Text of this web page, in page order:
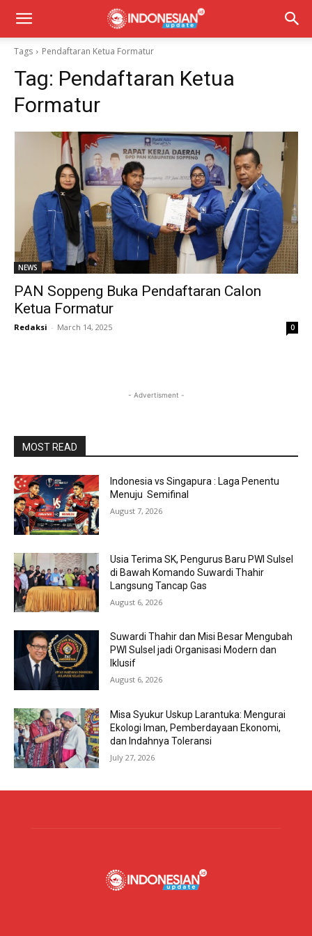
Tags Pendaftaran Ketua Formatur
Tag: Pendaftaran Ketua
Formatur
NEWS
PAN Soppeng Buka Pendaftaran Calon
Ketua Formatur
Redaksi - March 14, 2025 0
- Advertisment -
MOST READ
Indonesia vs Singapura : Laga Penentu
Menuju Semifinal
August 7, 2026
Usia Terima SK, Pengurus Baru PWI Sulsel
di Bawah Komando Suwardi Thahir
Langsung Tancap Gas
August 6, 2026
Suwardi Thahir dan Misi Besar Mengubah
PWI Sulsel jadi Organisasi Modern dan
Iklusif
August 6, 2026
Misa Syukur Uskup Larantuka: Mengurai
Ekologi Iman, Pemberdayaan Ekonomi,
dan Indahnya Toleransi
July 27, 2026